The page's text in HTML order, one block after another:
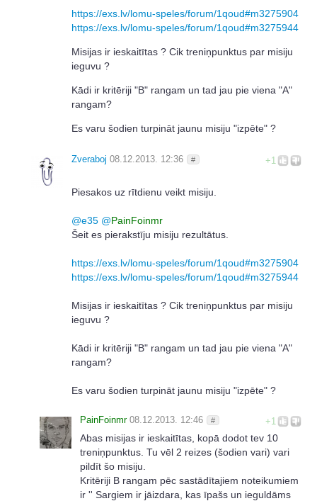
https://exs.lv/lomu-speles/forum/1qoud#m3275904
https://exs.lv/lomu-speles/forum/1qoud#m3275944
Misijas ir ieskaitītas ? Cik treniņpunktus par misiju
ieguvu ?
Kādi ir kritēriji "B" rangam un tad jau pie viena "A"
rangam?
Es varu šodien turpināt jaunu misiju "izpēte" ?
+1
Zveraboj 08.12.2013. 12:36 #
Piesakos uz rītdienu veikt misiju.
@e35 @PainFoinmr
Šeit es pierakstīju misiju rezultātus.
https://exs.lv/lomu-speles/forum/1qoud#m3275904
https://exs.lv/lomu-speles/forum/1qoud#m3275944
Misijas ir ieskaitītas ? Cik treniņpunktus par misiju
ieguvu ?
Kādi ir kritēriji "B" rangam un tad jau pie viena "A"
rangam?
Es varu šodien turpināt jaunu misiju "izpēte" ?
+1
PainFoinmr 08.12.2013. 12:46 #
Abas misijas ir ieskaitītas, kopā dodot tev 10
treniņpunktus. Tu vēl 2 reizes (šodien vari) vari
pildīt šo misiju.
Kritēriji B rangam pēc sastādītajiem noteikumiem
ir '' Sargiem ir jāizdara, kas īpašs un ieguldāms